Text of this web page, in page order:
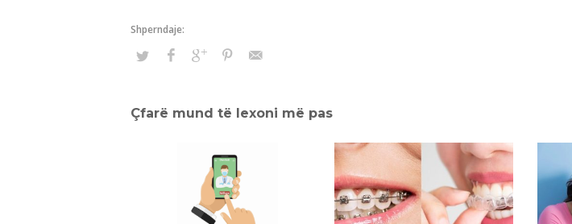
Çfarë mund të lexoni më pas